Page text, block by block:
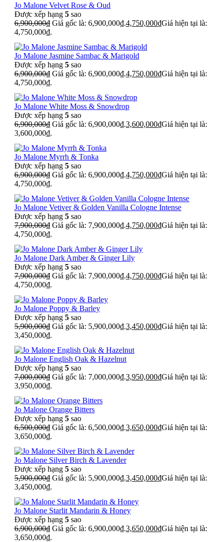
Jo Malone Velvet Rose & Oud
Được xếp hạng 5 sao
6,900,000₫ Giá gốc là: 6,900,000₫.4,750,000₫Giá hiện tại là:
4,750,000₫.
Jo Malone Jasmine Sambac & Marigold
Được xếp hạng 5 sao
6,900,000₫ Giá gốc là: 6,900,000₫.4,750,000₫Giá hiện tại là:
4,750,000₫.
Jo Malone White Moss & Snowdrop
Được xếp hạng 5 sao
6,900,000₫ Giá gốc là: 6,900,000₫.3,600,000₫Giá hiện tại là:
3,600,000₫.
Jo Malone Myrrh & Tonka
Được xếp hạng 5 sao
6,900,000₫ Giá gốc là: 6,900,000₫.4,750,000₫Giá hiện tại là:
4,750,000₫.
Jo Malone Vetiver & Golden Vanilla Cologne Intense
Được xếp hạng 5 sao
7,900,000₫ Giá gốc là: 7,900,000₫.4,750,000₫Giá hiện tại là:
4,750,000₫.
Jo Malone Dark Amber & Ginger Lily
Được xếp hạng 5 sao
7,900,000₫ Giá gốc là: 7,900,000₫.4,750,000₫Giá hiện tại là:
4,750,000₫.
Jo Malone Poppy & Barley
Được xếp hạng 5 sao
5,900,000₫ Giá gốc là: 5,900,000₫.3,450,000₫Giá hiện tại là:
3,450,000₫.
Jo Malone English Oak & Hazelnut
Được xếp hạng 5 sao
7,000,000₫ Giá gốc là: 7,000,000₫.3,950,000₫Giá hiện tại là:
3,950,000₫.
Jo Malone Orange Bitters
Được xếp hạng 5 sao
6,500,000₫ Giá gốc là: 6,500,000₫.3,650,000₫Giá hiện tại là:
3,650,000₫.
Jo Malone Silver Birch & Lavender
Được xếp hạng 5 sao
5,900,000₫ Giá gốc là: 5,900,000₫.3,450,000₫Giá hiện tại là:
3,450,000₫.
Jo Malone Starlit Mandarin & Honey
Được xếp hạng 5 sao
6,900,000₫ Giá gốc là: 6,900,000₫.3,650,000₫Giá hiện tại là:
3,650,000₫.